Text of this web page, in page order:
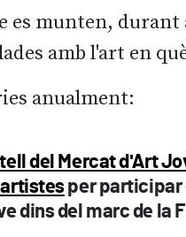
es munten,
amb l'art en
anualment:
del Mercat d'Art
per participar
dins del marc de la